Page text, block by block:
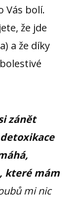
Vás bolí.
že jde
a že díky
zánět
které mám
mi nic